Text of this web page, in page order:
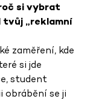
si vybrat
„reklamní
zaměření, kde
si jde
student
obrábění se ji